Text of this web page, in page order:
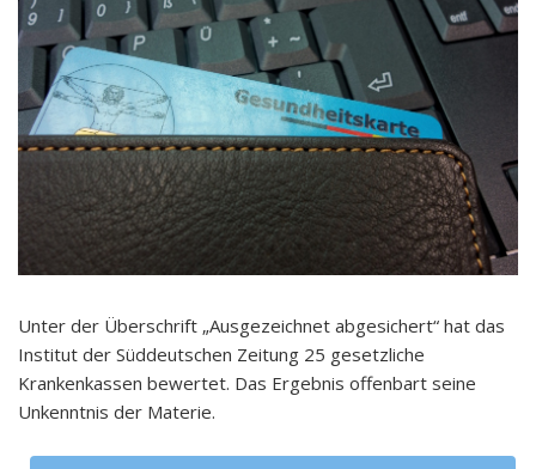
Unter der Überschrift „Ausgezeichnet abgesichert“ hat das
Institut der Süddeutschen Zeitung 25 gesetzliche
Krankenkassen bewertet. Das Ergebnis offenbart seine
Unkenntnis der Materie.